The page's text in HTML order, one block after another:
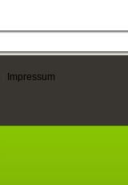
Impressum